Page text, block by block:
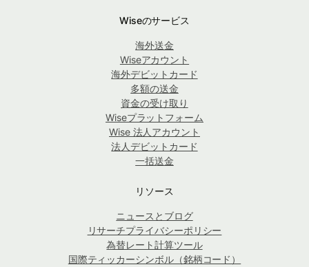
Wiseのサービス
海外送金
Wiseアカウント
海外デビットカード
多額の送金
資金の受け取り
Wiseプラットフォーム
Wise 法人アカウント
法人デビットカード
一括送金
リソース
ニュースとブログ
リサーチプライバシーポリシー
為替レート計算ツール
国際ティッカーシンボル（銘柄コード）